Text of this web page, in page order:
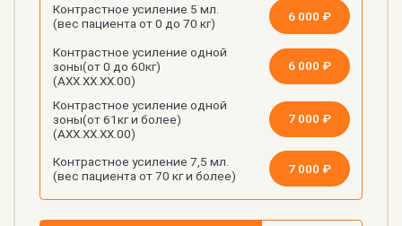
Контрастное усиление 5 мл.
(вес пациента от 0 до 70 кг)
6 000 ₽
Контрастное усиление одной
зоны(от 0 до 60кг)
(АХХ.ХХ.ХХ.00)
6 000 ₽
Контрастное усиление одной
зоны(от 61кг и более)
(АХХ.ХХ.ХХ.00)
7 000 ₽
Контрастное усиление 7,5 мл.
(вес пациента от 70 кг и более)
7 000 ₽